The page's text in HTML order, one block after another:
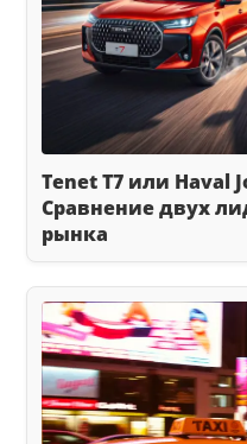
Tenet T7 или Haval
Сравнение двух
рынка